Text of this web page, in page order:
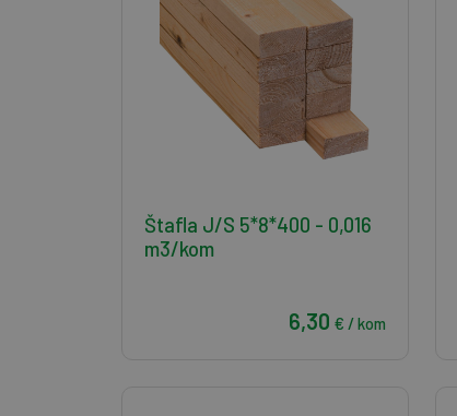
Štafla J/S 5*8*400 - 0,016
m3/kom
6,30 € / kom